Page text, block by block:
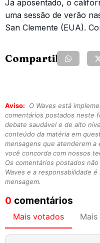
Já aposentado, o
uma sessão de verão
San Clemente (EUA).
Compartilhe:
Aviso:
O Waves está
comentários postados neste
debate saudável e de alto
conteúdo da matéria em
mensagens que atenderem
você concorda com nossos
Os comentários postados
Waves e a responsabilidade
mensagem.
0 comentários
Mais votados